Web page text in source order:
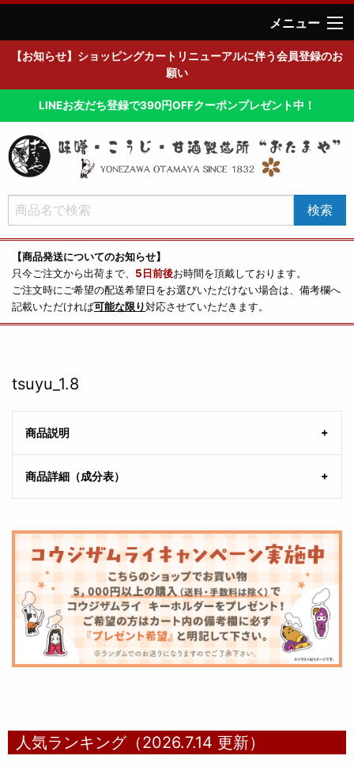
メニュー
【お知らせ】ショッピングカートリニューアルに伴う会員登録のお
願い
LINEお友だち登録で390円OFFクーポンプレゼント中！
【商品発送についてのお知らせ】
只今ご注文から出荷まで、 5日前後お時間を頂戴しております。
ご注文時にご希望の配送希望日をお選びいただけない場合は、備考欄へ
記載いただければ可能な限り対応させていただきます。
tsuyu_1.8
商品説明
商品詳細（成分表）
人気ランキング（2026.7.14 更新）